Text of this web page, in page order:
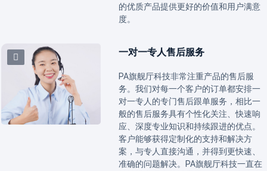
的优质产品提供更好的价值和用户满意
度。
一对一专人售后服务
PA旗舰厅科技非常注重产品的售后服
务。我们对每一个客户的订单都安排一
对一专人的专门售后跟单服务，相比一
般的售后服务具有个性化关注、快速响
应、深度专业知识和持续跟进的优点。
客户能够获得定制化的支持和解决方
案，与专人直接沟通，并得到更快速、
准确的问题解决。PA旗舰厅科技一直在